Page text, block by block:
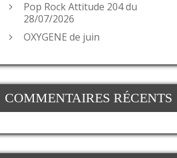
Pop Rock Attitude 204 du
28/07/2026
OXYGENE de juin
COMMENTAIRES RÉCENTS